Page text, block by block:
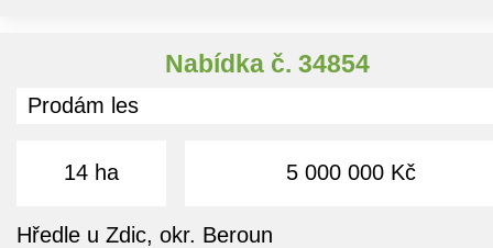
Nabídka č. 34854
Prodám les
14 ha 5 000 000 Kč
Hředle u Zdic, okr. Beroun